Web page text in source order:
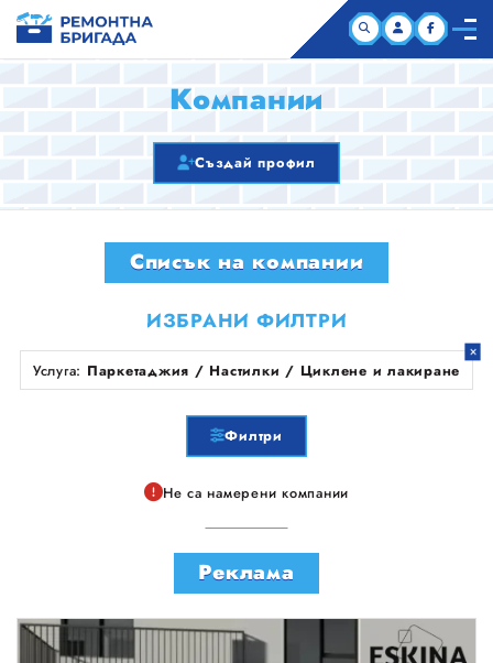
КОМПАНИИ
ЗА НАС
Компании
Създай профил
Списък на компании
ИЗБРАНИ ФИЛТРИ
Услуга: Паркетаджия / Настилки / Циклене и лакиране
Филтри
Не са намерени компании
Реклама